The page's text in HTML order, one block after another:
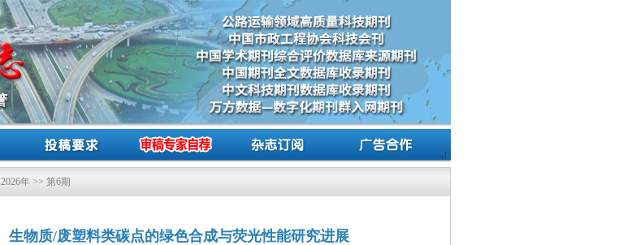
2026年 >> 第6期
生物质/废塑料类碳点的绿色合成与荧光性能研究进展